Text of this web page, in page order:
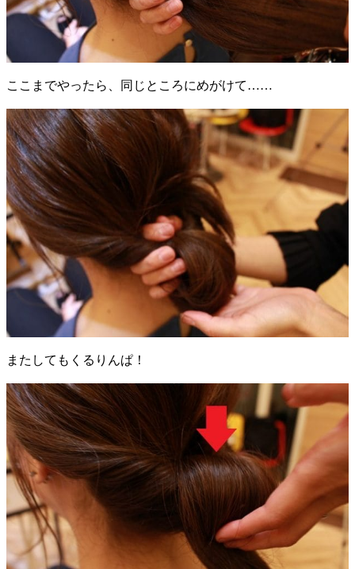
ここまでやったら、同じところにめがけて……
またしてもくるりんぱ！